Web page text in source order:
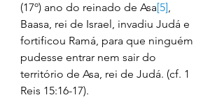
(17º) ano do reinado de Asa[5],
Baasa, rei de Israel, invadiu Judá e
fortificou Ramá, para que ninguém
pudesse entrar nem sair do
território de Asa, rei de Judá. (cf. 1
Reis 15:16-17).